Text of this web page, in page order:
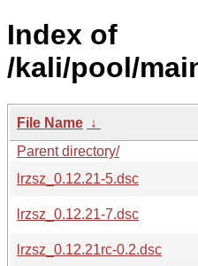
Index of
/kali/pool/
File Name ↓
Parent directory/
lrzsz_0.12.21-5.dsc
lrzsz_0.12.21-7.dsc
lrzsz_0.12.21rc-0.2.dsc